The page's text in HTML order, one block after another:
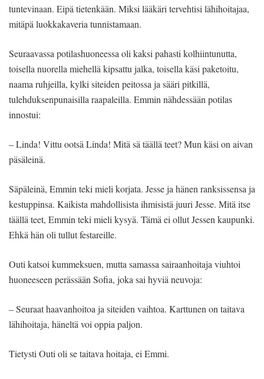
tuntevinaan. Eipä tietenkään. Miksi lääkäri tervehtisi lähihoitajaa,
mitäpä luokkakaveria tunnistamaan.
Seuraavassa potilashuoneessa oli kaksi pahasti kolhiintunutta,
toisella nuorella miehellä kipsattu jalka, toisella käsi paketoitu,
naama ruhjeilla, kylki siteiden peitossa ja sääri pitkillä,
tulehduksenpunaisilla raapaleilla. Emmin nähdessään potilas
innostui:
– Linda! Vittu ootsä Linda! Mitä sä täällä teet? Mun käsi on aivan
päsäleinä.
Säpäleinä, Emmin teki mieli korjata. Jesse ja hänen ranksissensa ja
kestuppinsa. Kaikista mahdollisista ihmisistä juuri Jesse. Mitä itse
täällä teet, Emmin teki mieli kysyä. Tämä ei ollut Jessen kaupunki.
Ehkä hän oli tullut festareille.
Outi katsoi kummeksuen, mutta samassa sairaanhoitaja viuhtoi
huoneeseen perässään Sofia, joka sai hyviä neuvoja:
– Seuraat haavanhoitoa ja siteiden vaihtoa. Karttunen on taitava
lähihoitaja, häneltä voi oppia paljon.
Tietysti Outi oli se taitava hoitaja, ei Emmi.